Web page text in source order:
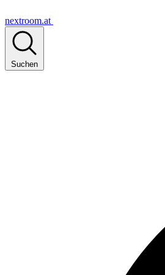
nextroom.at
Suchen